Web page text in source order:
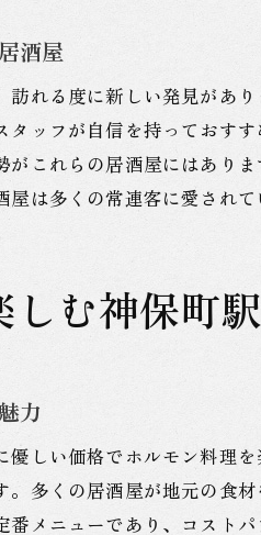
神保町駅で
ホルモン料理
酒屋
れる度に新しい発見があ
ッフが自信を持っておす
これらの居酒屋にはあり
は多くの常連客に愛されて
しむ神保町
力
しい価格でホルモン料理
多くの居酒屋が地元の食
メニューであり、コスト